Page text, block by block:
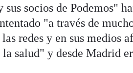
socios de Podemos"
"a través de
redes y en sus medios
salud" y desde Madrid